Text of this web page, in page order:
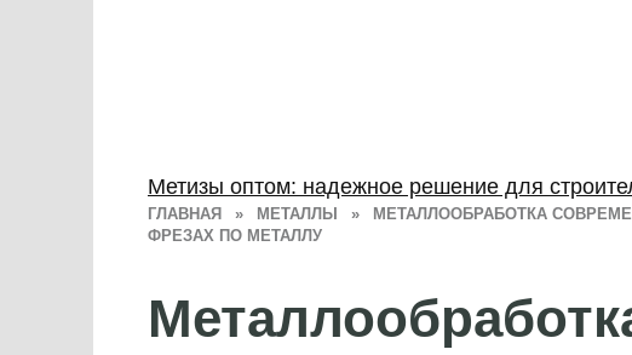
ГЛАВНАЯ » МЕТАЛЛЫ »
МЕТАЛЛООБРАБОТКА
ФРЕЗАХ ПО МЕТАЛЛУ
Метизы оптом: надежное решение для